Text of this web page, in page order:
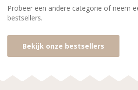
Probeer een andere categorie of neem
bestsellers.
Bekijk onze bestsellers